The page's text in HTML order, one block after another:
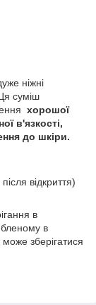
ніжні
суміш
хорошої
в'язкості,
до шкіри.
відкриття)
в
в
зберігатися